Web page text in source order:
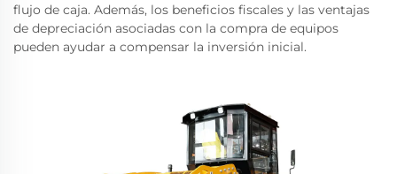
flujo de caja. Además, los beneficios fiscales y las ventajas
de depreciación asociadas con la compra de equipos
pueden ayudar a compensar la inversión inicial.